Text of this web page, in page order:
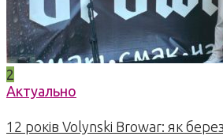
2
Актуально
12 років Volynski Browar: як